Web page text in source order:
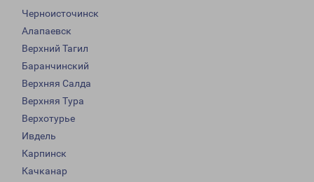
Черноисточинск
Алапаевск
Верхний Тагил
Баранчинский
Верхняя Салда
Верхняя Тура
Верхотурье
Ивдель
Карпинск
Качканар